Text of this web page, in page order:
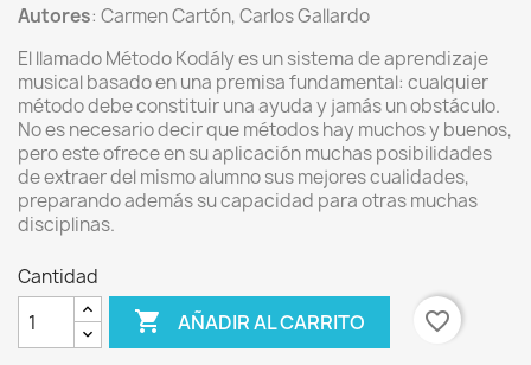
Autores: Carmen Cartón, Carlos Gallardo
El llamado Método Kodály es un sistema de aprendizaje
musical basado en una premisa fundamental: cualquier
método debe constituir una ayuda y jamás un obstáculo.
No es necesario decir que métodos hay muchos y buenos,
pero este ofrece en su aplicación muchas posibilidades
de extraer del mismo alumno sus mejores cualidades,
preparando además su capacidad para otras muchas
disciplinas.
Cantidad
 AÑADIR AL CARRITO favorite_border